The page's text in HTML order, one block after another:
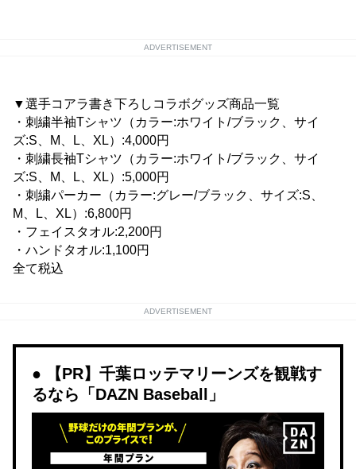
ADVERTISEMENT
▼選手コアラ書き下ろしコラボグッズ商品一覧
・刺繍半袖Tシャツ（カラー:ホワイト/ブラック、サイ
ズ:S、M、L、XL）:4,000円
・刺繍長袖Tシャツ（カラー:ホワイト/ブラック、サイ
ズ:S、M、L、XL）:5,000円
・刺繍パーカー（カラー:グレー/ブラック、サイズ:S、
M、L、XL）:6,800円
・フェイスタオル:2,200円
・ハンドタオル:1,100円
全て税込
ADVERTISEMENT
【PR】千葉ロッテマリーンズを観戦す
るなら「DAZN Baseball」